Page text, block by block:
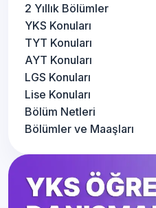
2 Yıllık Bölümler
YKS Konuları
TYT Konuları
AYT Konuları
LGS Konuları
Lise Konuları
Bölüm Netleri
Bölümler ve Maaşları